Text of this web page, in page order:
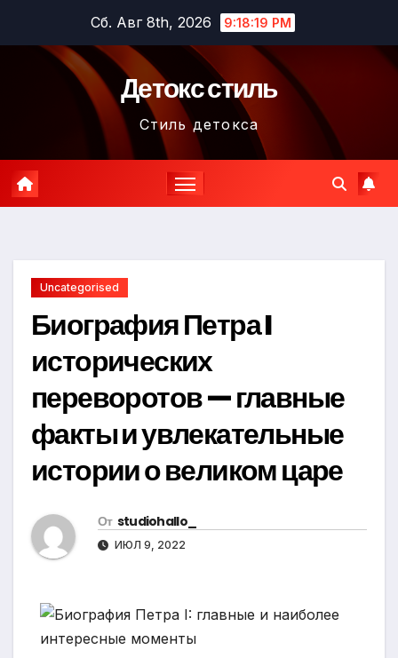
содержимому
Сб. Авг 8th, 2026 9:18:20 PM
Детокс стиль
Стиль детокса
Uncategorised
Биография Петра I
исторических
переворотов — главные
факты и увлекательные
истории о великом царе
От studiohallo_
ИЮЛ 9, 2022